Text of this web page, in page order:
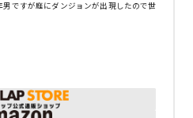
ですが庭にダンジョンが出現したので世